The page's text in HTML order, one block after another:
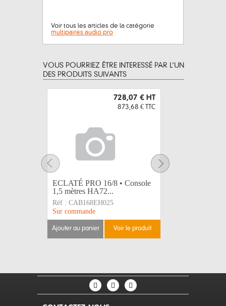
Voir tous les articles de la catégorie
multipaires audio pro
VOUS POURRIEZ ÊTRE INTERESSÉ PAR L’UN
DES PRODUITS SUIVANTS
728,07 € HT
873,68 € TTC
ECLATÉ PRO 16/8 • Console
1,5 mètres HA72...
Réf : CAB168EH025
Sur commande
ajouter au panier voir le produit